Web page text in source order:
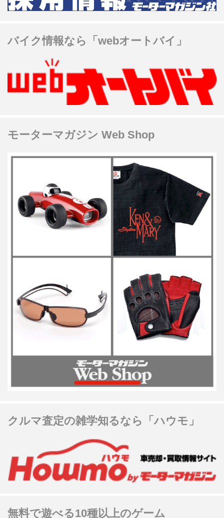
バイク情報なら「webオートバイ」
モーターマガジン Web Shop
クルマ査定の雑学知るなら「ハウモ」
無料で遊べる10種以上のゲーム